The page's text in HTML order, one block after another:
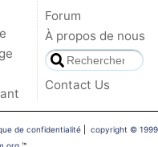
Forum
À propos de nous
Contact Us
de confidentialité| copyright © 1999